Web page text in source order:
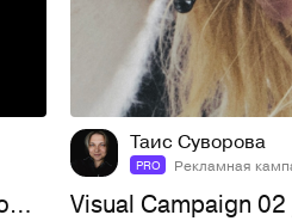
Собаки в Тбилиси – из альманаха «Типомания в Тбилиси»
Таис Суворова
PRO Рекламная
Visual Campaign